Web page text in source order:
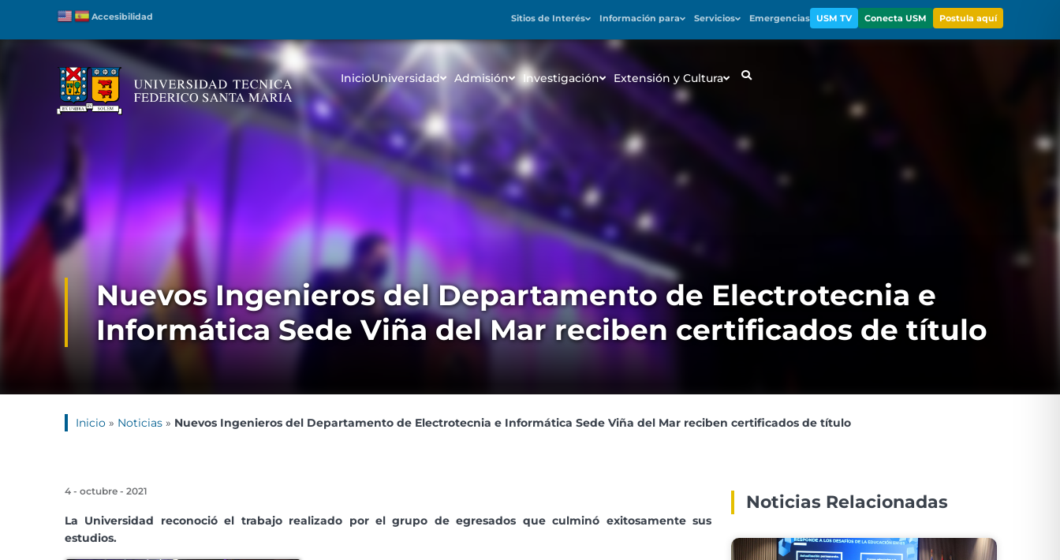
Accesibilidad Sitios de Interés Información para Servicios Emergencias USM TV Conecta USM Postula aquí
InicioUniversidad Admisión Investigación Extensión y Cultura
Nuevos Ingenieros del Departamento de Electrotecnia e
Informática Sede Viña del Mar reciben certificados de título
Inicio » Noticias » Nuevos Ingenieros del Departamento de Electrotecnia e Informática Sede Viña del Mar reciben certificados de título
4 - octubre - 2021
La Universidad reconoció el trabajo realizado por el grupo de egresados que culminó exitosamente sus
estudios.
Noticias Relacionadas